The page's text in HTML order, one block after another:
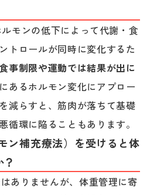
モンの低下によって代謝・食
トロールが同時に変化するた
事制限や運動では結果が出に
あるホルモン変化にアプロー
減らすと、筋肉が落ちて基礎
循環に陥ることもあります。
ン補充療法）を受けると体
ありませんが、体重管理に寄